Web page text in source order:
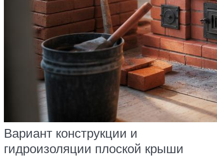
Вариант конструкции и
гидроизоляции плоской крыши